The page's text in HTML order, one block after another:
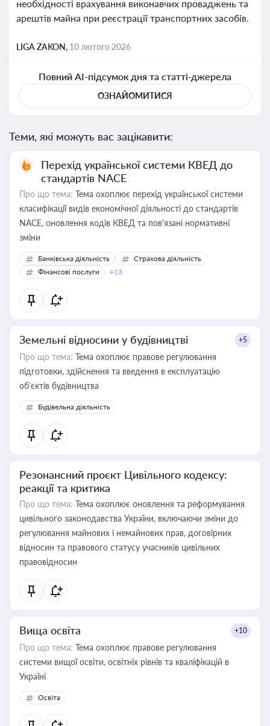
необхідності врахування виконавчих проваджень та
арештів майна при реєстрації транспортних засобів.
LIGA ZAKON, 10 лютого 2026
Повний AI-підсумок дня та статті-джерела
ОЗНАЙОМИТИСЯ
Теми, які можуть вас зацікавити:
Перехід української системи КВЕД до
стандартів NACE
Про що тема: Тема охоплює перехід української системи
класифікації видів економічної діяльності до стандартів
NACE, оновлення кодів КВЕД та пов'язані нормативні
зміни
Банківська діяльність
Страхова діяльність
Фінансові послуги
+13
Земельні відносини у будівництві +5
Про що тема: Тема охоплює правове регулювання
підготовки, здійснення та введення в експлуатацію
об’єктів будівництва
Будівельна діяльність
Резонансний проєкт Цивільного кодексу:
реакції та критика
Про що тема: Тема охоплює оновлення та реформування
цивільного законодавства України, включаючи зміни до
регулювання майнових і немайнових прав, договірних
відносин та правового статусу учасників цивільних
правовідносин
Вища освіта +10
Про що тема: Тема охоплює правове регулювання
системи вищої освіти, освітніх рівнів та кваліфікацій в
Україні
Освіта